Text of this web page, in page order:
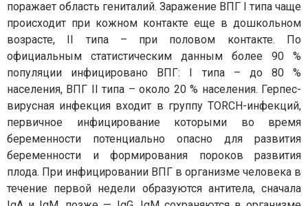
поражает область гениталий. Заражение ВПГ I типа чаще
происходит при кожном контакте еще в дошкольном
возрасте, II типа – при половом контакте. По
официальным статистическим данным более 90 %
популяции инфицировано ВПГ: I типа – до 80 %
населения, ВПГ II типа – около 20 % населения. Герпес-
вирусная инфекция входит в группу TORCH-инфекций,
первичное инфицирование которыми во время
беременности потенциально опасно для развития
беременности и формирования пороков развития
плода. При инфицировании ВПГ в организме человека в
течение первой недели образуются антитела, сначала